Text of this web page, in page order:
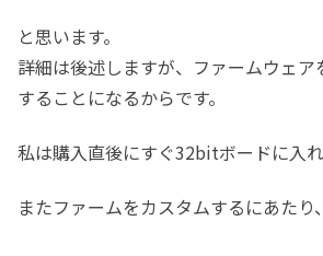
と思います。
詳細は後述しますが、ファームウェ
することになるからです。
私は購入直後にすぐ32bitボードに入れ
またファームをカスタムするにあたり、